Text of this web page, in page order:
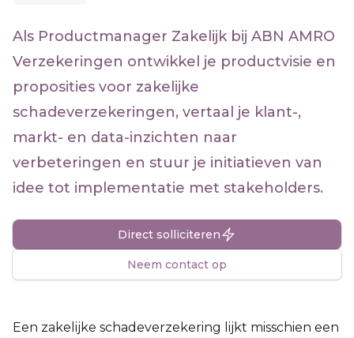
Als Productmanager Zakelijk bij ABN AMRO
Verzekeringen ontwikkel je productvisie en
proposities voor zakelijke
schadeverzekeringen, vertaal je klant-,
markt- en data-inzichten naar
verbeteringen en stuur je initiatieven van
idee tot implementatie met stakeholders.
Direct solliciteren
Neem contact op
Een zakelijke schadeverzekering lijkt misschien een